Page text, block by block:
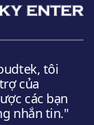
tôi
của
các bạn
nhắn tin."